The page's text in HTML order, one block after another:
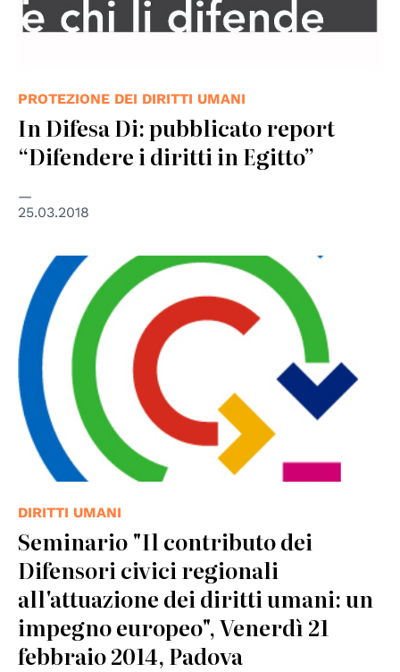
PROTEZIONE DEI DIRITTI UMANI
In Difesa Di: pubblicato report
“Difendere i diritti in Egitto”
25.03.2018
DIRITTI UMANI
Seminario "Il contributo dei
Difensori civici regionali
all'attuazione dei diritti umani: un
impegno europeo", Venerdì 21
febbraio 2014, Padova